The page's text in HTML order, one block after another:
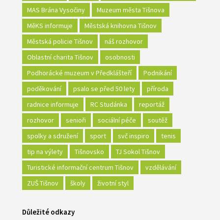
MAS Brána Vysočiny
Muzeum města Tišnova
MěKS informuje
Městská knihovna Tišnov
Městská policie Tišnov
náš rozhovor
Oblastní charita Tišnov
osobnosti
Podhorácké muzeum v Předklášteří
Podnikání
poděkování
psalo se před 50 lety
příroda
radnice informuje
RC Studánka
reportáž
rozhovor
senioři sociální péče
soutěž
spolky a sdružení
sport svč inspiro
tenis
tip na výlety
Tišnovsko
TJ Sokol Tišnov
Turistické informační centrum Tišnov
vzdělávání
ZUŠ Tišnov
školy životní styl
Důležité odkazy